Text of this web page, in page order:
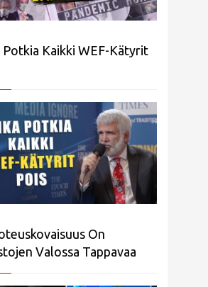
Potkia Kaikki WEF-Kätyrit
On
Valossa Tappavaa